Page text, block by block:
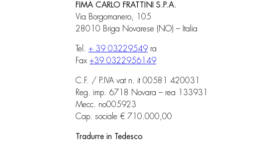
FIMA CARLO FRATTINI S.P.A.
Via Borgomanero, 105
28010 Briga Novarese (NO) – Italia
Tel. + 39 03229549 ra
Fax +39 0322956149
C.F. / P.IVA vat n. it 00581 420031
Reg. imp. 6718 Novara – rea 133931
Mecc. no005923
Cap. sociale € 710.000,00
Tradurre in Tedesco